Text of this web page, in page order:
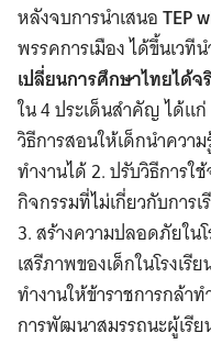
หลังจบการนำเสนอTEP
พรรคการเมือง ได้ขึ้นเวที
เปลี่ยนการศึกษาไทยได้จ
ใน 4 ประเด็นสำคัญ ได้แ
วิธีการสอนให้เด็กนำควา
ทำงานได้ 2. ปรับวิธีการ
กิจกรรมที่ไม่เกี่ยวกับการ
3. สร้างความปลอดภัยใน
เสรีภาพของเด็กในโรงเ
ทำงานให้ข้าราชการกล้า
การพัฒนาสมรรถนะผู้เรีย